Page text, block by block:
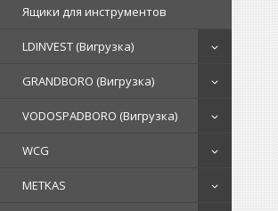
Ящики для инструментов
LDINVEST (Вигрузка)
GRANDBORO (Вигрузка)
VODOSPADBORO (Вигрузка)
WCG
METKAS